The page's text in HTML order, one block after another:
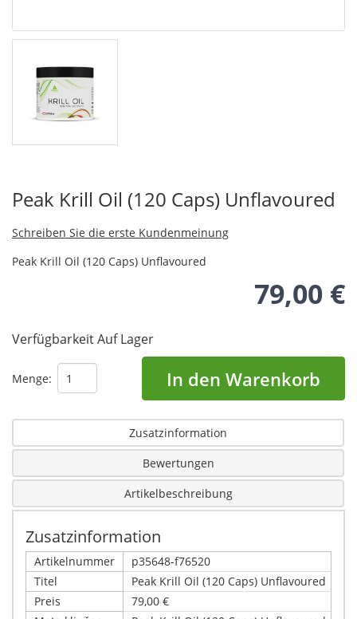
Peak Krill Oil (120 Caps) Unflavoured
Schreiben Sie die erste Kundenmeinung
Peak Krill Oil (120 Caps) Unflavoured
79,00 €
VerfügbarkeitAuf Lager
Menge: In den Warenkorb
Zusatzinformation
Bewertungen
Artikelbeschreibung
Zusatzinformation
Artikelnummer
p35648-f76520
Titel
Peak Krill Oil (120 Caps) Unflavoured
Preis
79,00 €